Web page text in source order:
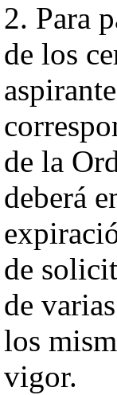
2. Para
de los
de la
deberá
de
de
los
vigor.